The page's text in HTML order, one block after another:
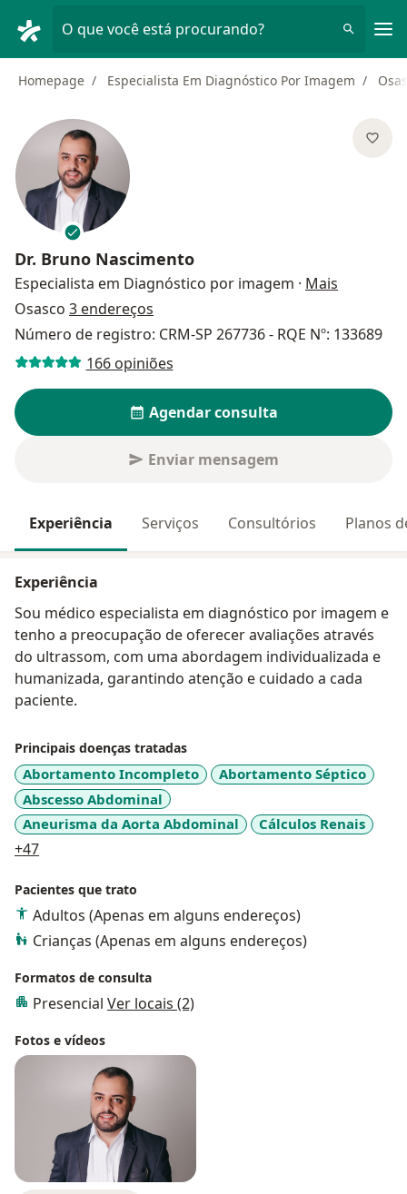
O que você está procurando?
Homepage Especialista Em Diagnóstico Por Imagem
Dr. Bruno Nascimento
Especialista em Diagnóstico por imagem · Mais
Osasco 3 endereços
Número de registro: CRM-SP 267736 - RQE Nº: 133689
166 opiniões
Agendar consulta
Enviar mensagem
Experiência Serviços Consultórios Planos
Experiência
Sou médico especialista em diagnóstico por imagem e
tenho a preocupação de oferecer avaliações através
do ultrassom, com uma abordagem individualizada e
humanizada, garantindo atenção e cuidado a cada
paciente.
Principais doenças tratadas
Abortamento Incompleto
Abortamento Séptico
Abscesso Abdominal
Aneurisma da Aorta Abdominal
Cálculos Renais
+47a11y_sr_more_diseases
Pacientes que trato
Adultos (Apenas em alguns endereços)
Crianças (Apenas em alguns endereços)
Formatos de consulta
Presencial Ver locais (2)
Fotos e vídeos